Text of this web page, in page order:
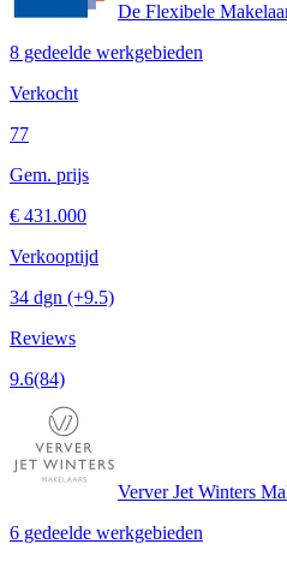
De Flexibele
8 gedeelde werkgebieden
Verkocht
77
Gem. prijs
€ 431.000
Verkooptijd
34 dgn (+9.5)
Reviews
9.6(84)
Verver Jet Winters
6 gedeelde werkgebieden